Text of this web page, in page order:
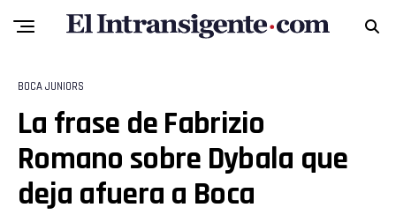
BOCA JUNIORS
La frase de Fabrizio
Romano sobre Dybala que
deja afuera a Boca
Reddit
Pinterest